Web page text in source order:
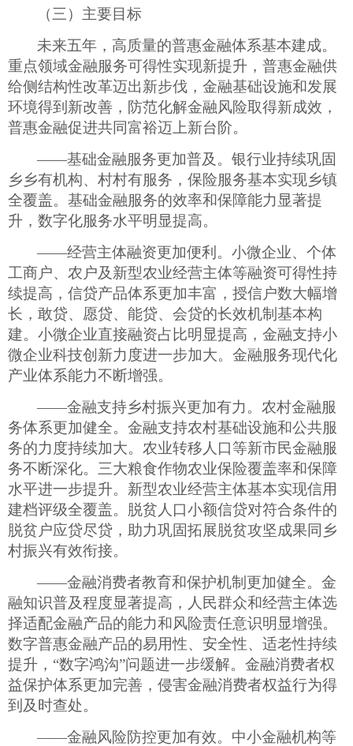
（三）主要目标
未来五年，高质量的普惠金融体系基本建成。
重点领域金融服务可得性实现新提升，普惠金融供
给侧结构性改革迈出新步伐，金融基础设施和发展
环境得到新改善，防范化解金融风险取得新成效，
普惠金融促进共同富裕迈上新台阶。
——基础金融服务更加普及。银行业持续巩固
乡乡有机构、村村有服务，保险服务基本实现乡镇
全覆盖。基础金融服务的效率和保障能力显著提
升，数字化服务水平明显提高。
——经营主体融资更加便利。小微企业、个体
工商户、农户及新型农业经营主体等融资可得性持
续提高，信贷产品体系更加丰富，授信户数大幅增
长，敢贷、愿贷、能贷、会贷的长效机制基本构
建。小微企业直接融资占比明显提高，金融支持小
微企业科技创新力度进一步加大。金融服务现代化
产业体系能力不断增强。
——金融支持乡村振兴更加有力。农村金融服
务体系更加健全。金融支持农村基础设施和公共服
务的力度持续加大。农业转移人口等新市民金融服
务不断深化。三大粮食作物农业保险覆盖率和保障
水平进一步提升。新型农业经营主体基本实现信用
建档评级全覆盖。脱贫人口小额信贷对符合条件的
脱贫户应贷尽贷，助力巩固拓展脱贫攻坚成果同乡
村振兴有效衔接。
——金融消费者教育和保护机制更加健全。金
融知识普及程度显著提高，人民群众和经营主体选
择适配金融产品的能力和风险责任意识明显增强。
数字普惠金融产品的易用性、安全性、适老性持续
提升，“数字鸿沟”问题进一步缓解。金融消费者权
益保护体系更加完善，侵害金融消费者权益行为得
到及时查处。
——金融风险防控更加有效。中小金融机构等